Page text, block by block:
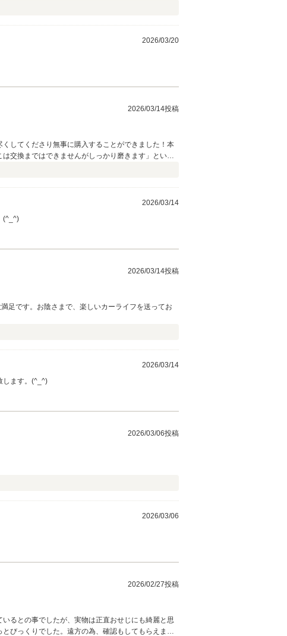
2026/03/20
2026/03/14投稿
してくださり無事に購入することができました！本
交換まではできませんがしっかり磨きます」といっ
。そしてユーザー目線で満足度の高いアフターサー
2026/03/14
(^_^)
2026/03/14投稿
足です。お陰さまで、楽しいカーライフを送ってお
2026/03/14
します。(^_^)
2026/03/06投稿
2026/03/06
2026/02/27投稿
るとの事でしたが、実物は正直おせじにも綺麗と思
びっくりでした。遠方の為、確認もしてもらえませ